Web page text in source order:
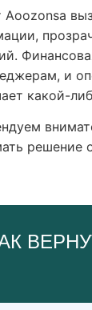
Aoozonsa
и
какой-
решение